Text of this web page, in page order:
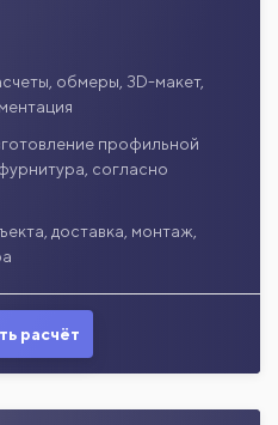
обмеры, 3D-макет,
профильной
согласно
доставка, монтаж,
расчёт